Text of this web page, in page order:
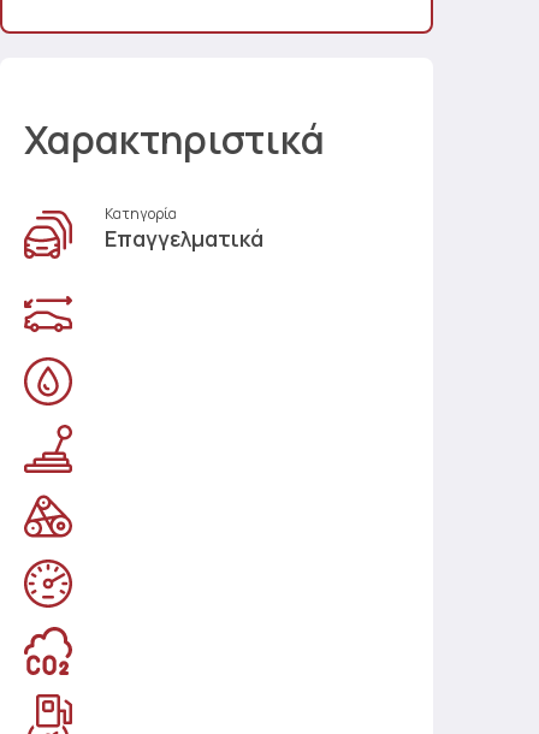
Χαρακτηριστικά
Κατηγορία
Επαγγελματικά